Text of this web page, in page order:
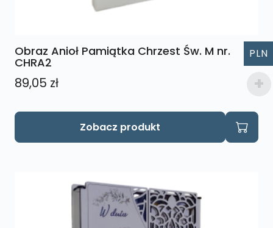
Obraz Anioł Pamiątka Chrzest Św. M nr.
CHRA2
89,05 zł
Zobacz produkt
PLN